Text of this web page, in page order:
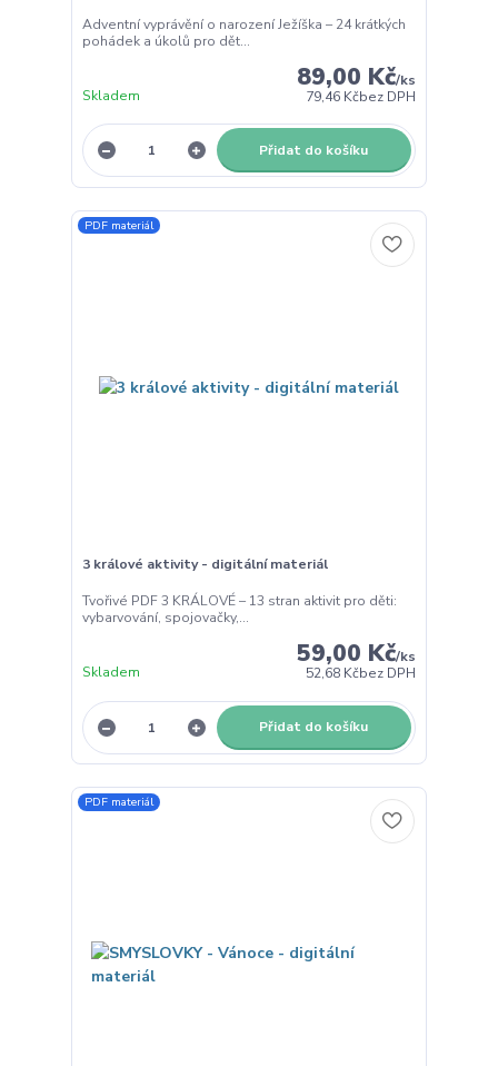
Adventní vyprávění o narození Ježíška – 24 krátkých
pohádek a úkolů pro dět...
89,00 Kč/ks
79,46 Kčbez DPH
Skladem
Přidat do košíku
PDF materiál
3 králové aktivity - digitální materiál
Tvořivé PDF 3 KRÁLOVÉ – 13 stran aktivit pro děti:
vybarvování, spojovačky,...
59,00 Kč/ks
52,68 Kčbez DPH
Skladem
Přidat do košíku
PDF materiál